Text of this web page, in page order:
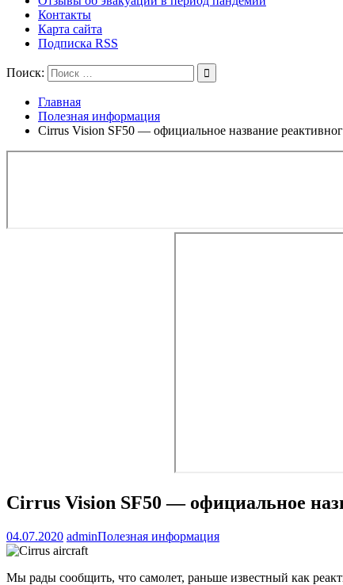
Контакты
Карта сайта
Подписка RSS
Поиск:
Главная
Полезная информация
Cirrus Vision SF50 — официальное название
Cirrus Vision SF50 — официальное
04.07.2020 adminПолезная информация
Мы рады сообщить, что самолет, раньше известный как